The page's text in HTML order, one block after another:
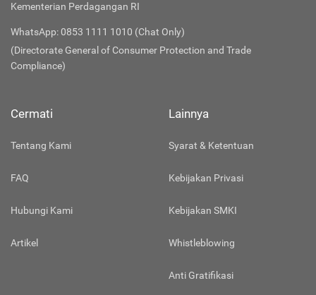
Kementerian Perdagangan RI
WhatsApp: 0853 1111 1010 (Chat Only)
(Directorate General of Consumer Protection and Trade
Compliance)
Cermati
Tentang Kami
FAQ
Hubungi Kami
Artikel
Lainnya
Syarat & Ketentuan
Kebijakan Privasi
Kebijakan SMKI
Whistleblowing
Anti Gratifikasi